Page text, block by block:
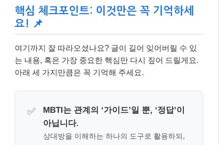
핵심 체크포인트: 이것만은 꼭 기억하세
요! 📌
여기까지 잘 따라오셨나요? 글이 길어 잊어버릴 수 있
는 내용, 혹은 가장 중요한 핵심만 다시 짚어 드릴게요.
아래 세 가지만큼은 꼭 기억해 주세요.
✅
MBTI는 관계의 ‘가이드’일 뿐, ‘정답’이
아닙니다.
상대방을 이해하는 하나의 도구로 활용하되,